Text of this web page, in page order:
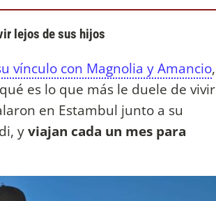
lejos de sus hijos
vínculo con Magnolia y Amancio,
es lo que más le duele de vivir
en Estambul junto a su
yviajan cada un mes para